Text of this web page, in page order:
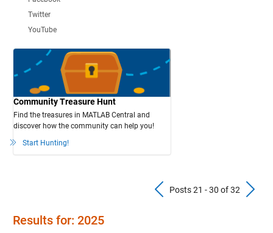
Twitter
YouTube
Community Treasure Hunt
Find the treasures in MATLAB Central and
discover how the community can help you!
Start Hunting!
Previous
Posts 21 - 30 of 32
Results for: 2025